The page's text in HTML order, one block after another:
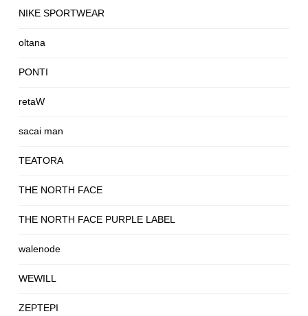
NIKE SPORTWEAR
oltana
PONTI
retaW
sacai man
TEATORA
THE NORTH FACE
THE NORTH FACE PURPLE LABEL
walenode
WEWILL
ZEPTEPI